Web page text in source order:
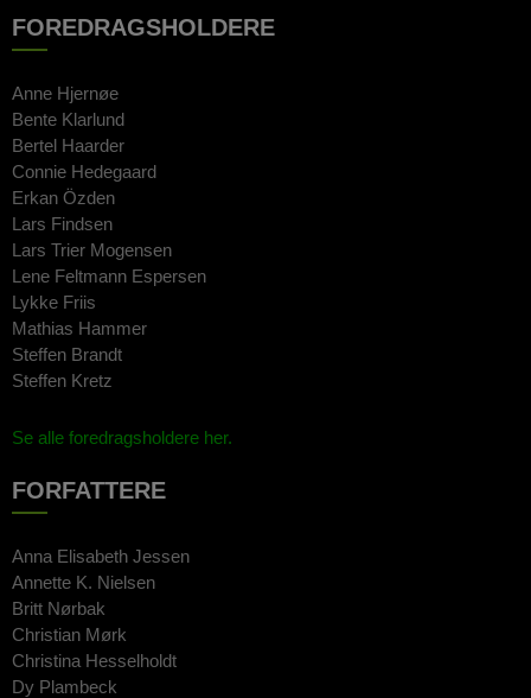
FOREDRAGSHOLDERE
Anne Hjernøe
Bente Klarlund
Bertel Haarder
Connie Hedegaard
Erkan Özden
Lars Findsen
Lars Trier Mogensen
Lene Feltmann Espersen
Lykke Friis
Mathias Hammer
Steffen Brandt
Steffen Kretz
Se alle foredragsholdere her.
FORFATTERE
Anna Elisabeth Jessen
Annette K. Nielsen
Britt Nørbak
Christian Mørk
Christina Hesselholdt
Dy Plambeck